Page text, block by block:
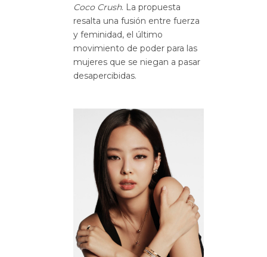
Coco Crush. La propuesta
resalta una fusión entre fuerza
y ​​feminidad, el último
movimiento de poder para las
mujeres que se niegan a pasar
desapercibidas.